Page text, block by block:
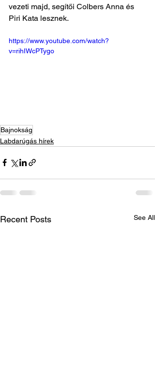
vezeti majd, segítői Colbers Anna és
Piri Kata lesznek.
https://www.youtube.com/watch?
v=rihIWcPTygo
Bajnokság
Labdarúgás hírek
Recent Posts See All